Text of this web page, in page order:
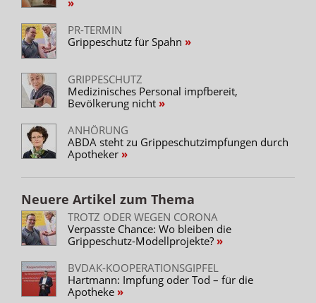
PR-TERMIN
Grippeschutz für Spahn
GRIPPESCHUTZ
Medizinisches Personal impfbereit,
Bevölkerung nicht
ANHÖRUNG
ABDA steht zu Grippeschutzimpfungen durch
Apotheker
Neuere Artikel zum Thema
TROTZ ODER WEGEN CORONA
Verpasste Chance: Wo bleiben die
Grippeschutz-Modellprojekte?
BVDAK-KOOPERATIONSGIPFEL
Hartmann: Impfung oder Tod – für die
Apotheke